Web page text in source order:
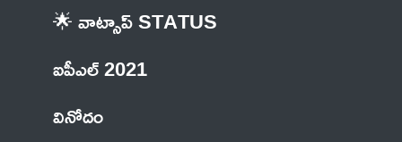
🌟 వాట్సాప్ STATUS
ఐపీఎల్ 2021
వినోదం